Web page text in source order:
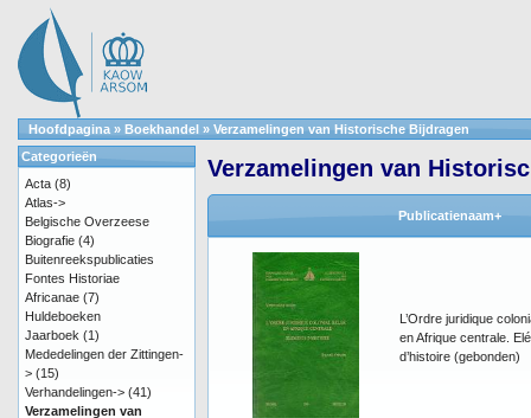
Hoofdpagina » Boekhandel » Verzamelingen van Historische Bijdragen
Verzamelingen van
Publicatienaam+
L’Ordre juridique
en Afrique centrale.
d’histoire (gebonden)
Categorieën
Acta (8)
Atlas->
Belgische Overzeese
Biografie (4)
Buitenreekspublicaties
Fontes Historiae
Africanae (7)
Huldeboeken
Jaarboek (1)
Mededelingen der Zittingen-
> (15)
Verhandelingen-> (41)
Verzamelingen van